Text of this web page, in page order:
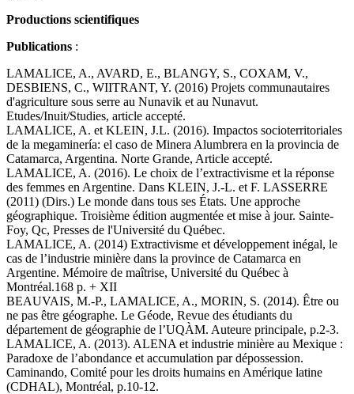
Productions scientifiques
Publications :
LAMALICE, A., AVARD, E., BLANGY, S., COXAM, V.,
DESBIENS, C., WIITRANT, Y. (2016) Projets communautaires
d'agriculture sous serre au Nunavik et au Nunavut.
Etudes/Inuit/Studies, article accepté.
LAMALICE, A. et KLEIN, J.L. (2016). Impactos socioterritoriales
de la megaminería: el caso de Minera Alumbrera en la provincia de
Catamarca, Argentina. Norte Grande, Article accepté.
LAMALICE, A. (2016). Le choix de l’extractivisme et la réponse
des femmes en Argentine. Dans KLEIN, J.-L. et F. LASSERRE
(2011) (Dirs.) Le monde dans tous ses États. Une approche
géographique. Troisième édition augmentée et mise à jour. Sainte-
Foy, Qc, Presses de l'Université du Québec.
LAMALICE, A. (2014) Extractivisme et développement inégal, le
cas de l’industrie minière dans la province de Catamarca en
Argentine. Mémoire de maîtrise, Université du Québec à
Montréal.168 p. + XII
BEAUVAIS, M.-P., LAMALICE, A., MORIN, S. (2014). Être ou
ne pas être géographe. Le Géode, Revue des étudiants du
département de géographie de l’UQÀM. Auteure principale, p.2-3.
LAMALICE, A. (2013). ALENA et industrie minière au Mexique :
Paradoxe de l’abondance et accumulation par dépossession.
Caminando, Comité pour les droits humains en Amérique latine
(CDHAL), Montréal, p.10-12.